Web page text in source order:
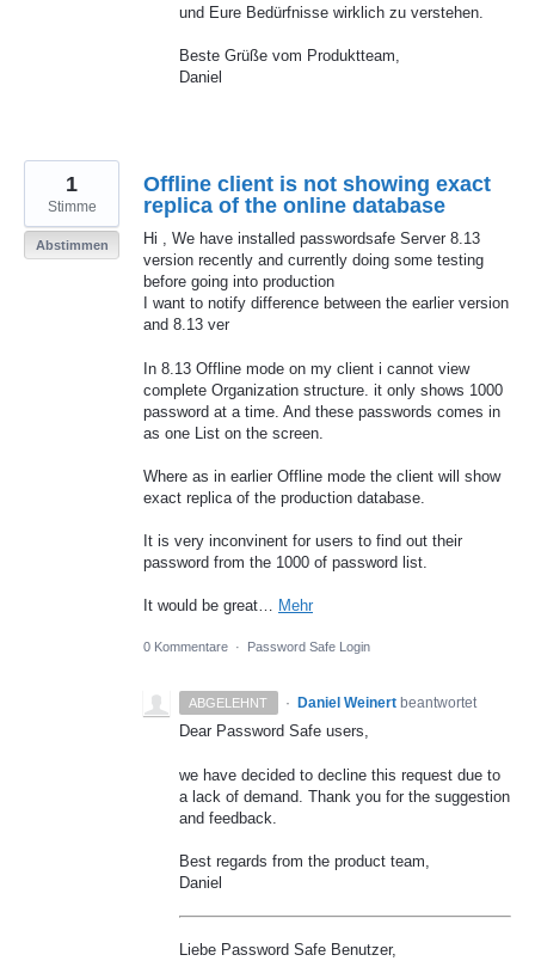
und Eure Bedürfnisse wirklich zu verstehen.
Beste Grüße vom Produktteam,
Daniel
Offline client is not showing exact
replica of the online database
Hi , We have installed passwordsafe Server 8.13
version recently and currently doing some testing
before going into production
I want to notify difference between the earlier version
and 8.13 ver
In 8.13 Offline mode on my client i cannot view
complete Organization structure. it only shows 1000
password at a time. And these passwords comes in
as one List on the screen.
Where as in earlier Offline mode the client will show
exact replica of the production database.
It is very inconvinent for users to find out their
password from the 1000 of password list.
It would be great… Mehr
1
Stimme
Abstimmen
0 Kommentare · Password Safe Login
ABGELEHNT · Daniel Weinert beantwortet
Dear Password Safe users,
we have decided to decline this request due to
a lack of demand. Thank you for the suggestion
and feedback.
Best regards from the product team,
Daniel
Liebe Password Safe Benutzer,